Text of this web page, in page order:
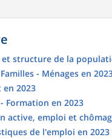
structure de la
- Ménages en
en 2023
Formation en 2023
active, emploi et
de l'emploi en 2023